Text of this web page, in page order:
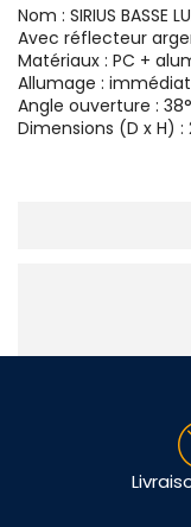
Nom : SIRIUS BASSE
Avec réflecteur
Matériaux : PC +
Allumage : immédiat
Angle ouverture : 38°
Dimensions (D x H) :